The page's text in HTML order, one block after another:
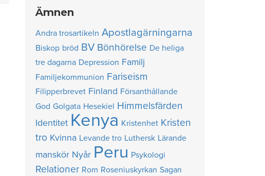
Ämnen
Andra trosartikeln Apostlagärningarna
Biskop bröd BV Bönhörelse De heliga
tre dagarna Depression Familj
Familjekommunion Fariseism
Filipperbrevet Finland Försanthållande
God Golgata Hesekiel Himmelsfärden
Identitet Kenya Kristenhet Kristen
tro Kvinna Levande tro Luthersk Lärande
manskör Nyår Peru Psykologi
Relationer Rom Roseniuskyrkan Sagan